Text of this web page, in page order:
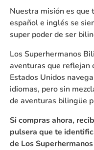
Nuestra misión es que
español e inglés se
super poder de ser
Los Superhermanos
aventuras que reflejan
Estados Unidos
idiomas, pero sin
de aventuras bilingüe
Si compras ahora,
pulsera que te
de Los